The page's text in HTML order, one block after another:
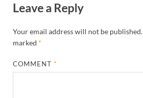
Leave a Reply
Your email address will not be published.
marked *
COMMENT*